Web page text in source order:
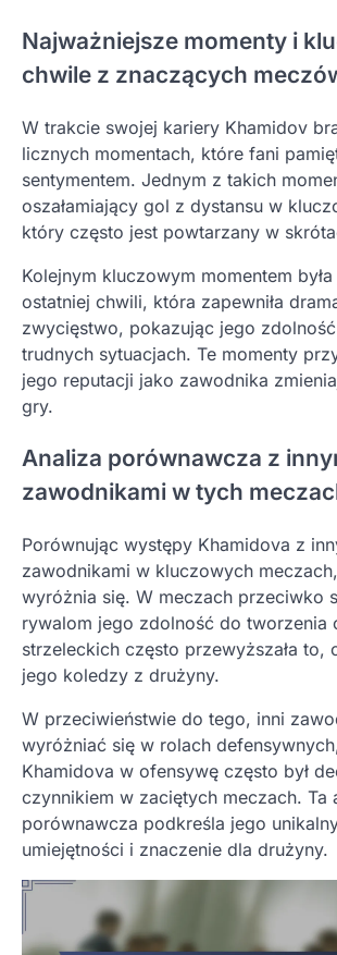
Najważniejsze momenty i
chwile z znaczących
W trakcie swojej kariery Khamidov
licznych momentach, które fani
sentymentem. Jednym z takich
oszałamiający gol z dystansu w
który często jest powtarzany w
Kolejnym kluczowym momentem
ostatniej chwili, która zapewniła
zwycięstwo, pokazując jego
trudnych sytuacjach. Te momenty
jego reputacji jako zawodnika
gry.
Analiza porównawcza z
zawodnikami w tych
Porównując występy Khamidova z
zawodnikami w kluczowych
wyróżnia się. W meczach przeciwko
rywalom jego zdolność do tworzenia
strzeleckich często przewyższała to,
jego koledzy z drużyny.
W przeciwieństwie do tego, inni
wyróżniać się w rolach
Khamidova w ofensywę często był
czynnikiem w zaciętych meczach. Ta
porównawcza podkreśla jego
umiejętności i znaczenie dla drużyny.